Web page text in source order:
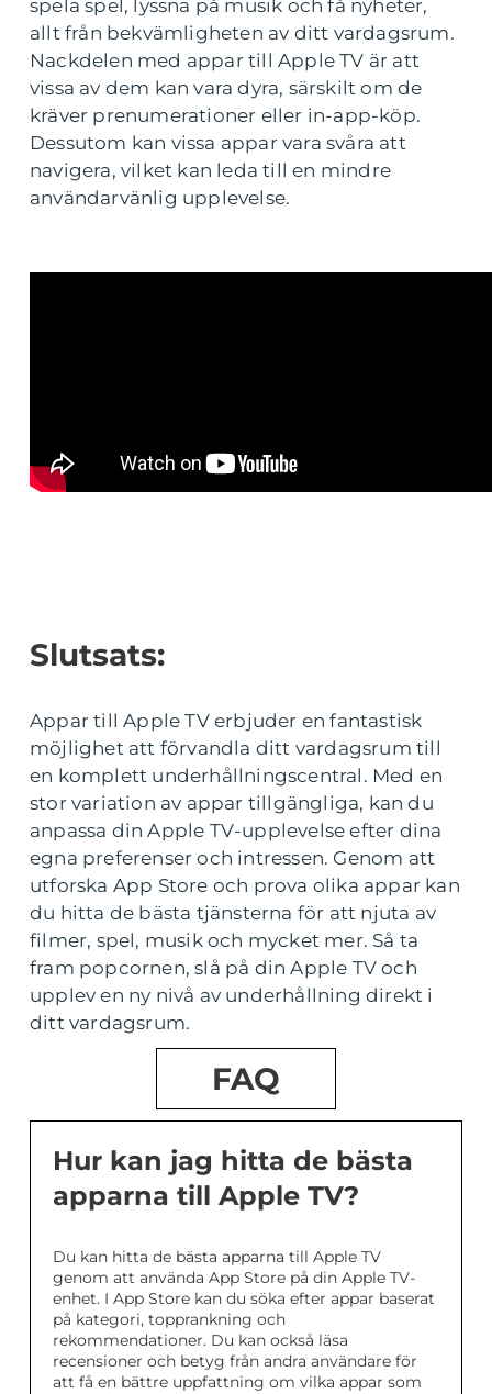
spela spel, lyssna på musik och få nyheter,
allt från bekvämligheten av ditt vardagsrum.
Nackdelen med appar till Apple TV är att
vissa av dem kan vara dyra, särskilt om de
kräver prenumerationer eller in-app-köp.
Dessutom kan vissa appar vara svåra att
navigera, vilket kan leda till en mindre
användarvänlig upplevelse.
Slutsats:
Appar till Apple TV erbjuder en fantastisk
möjlighet att förvandla ditt vardagsrum till
en komplett underhållningscentral. Med en
stor variation av appar tillgängliga, kan du
anpassa din Apple TV-upplevelse efter dina
egna preferenser och intressen. Genom att
utforska App Store och prova olika appar kan
du hitta de bästa tjänsterna för att njuta av
filmer, spel, musik och mycket mer. Så ta
fram popcornen, slå på din Apple TV och
upplev en ny nivå av underhållning direkt i
ditt vardagsrum.
FAQ
Hur kan jag hitta de bästa
apparna till Apple TV?
Du kan hitta de bästa apparna till Apple TV
genom att använda App Store på din Apple TV-
enhet. I App Store kan du söka efter appar baserat
på kategori, topprankning och
rekommendationer. Du kan också läsa
recensioner och betyg från andra användare för
att få en bättre uppfattning om vilka appar som